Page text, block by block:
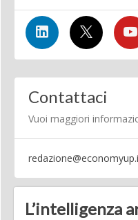
Contattaci
Vuoi maggiori
L’intelligenza